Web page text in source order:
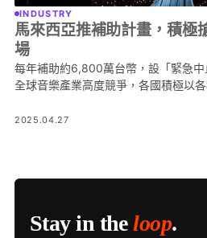
INDUSTRY
馬來西亞推補助計畫，積極
場
每年補助約6,800萬台幣，設「緊急
全球音樂產業高度競爭，各國積極以
2025.04.27
Stay in theloop.